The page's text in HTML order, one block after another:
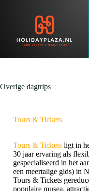
Overige dagtrips
Tours & Tickets
Tours & Tickets ligt in
30 jaar ervaring als
gespecialiseerd in het
een meertalige gids) in
Tours & Tickets
populaire musea,